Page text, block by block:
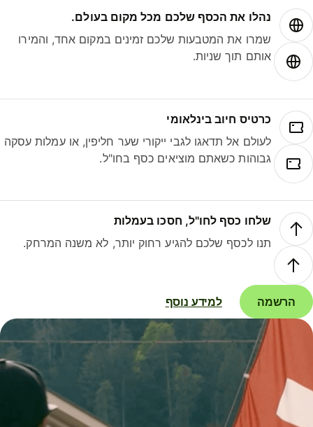
נהלו את הכסף שלכם מכל מקום בעולם.
שמרו את המטבעות שלכם זמינים במקום אחד, והמירו
אותם תוך שניות.
כרטיס חיוב בינלאומי
לעולם אל תדאגו לגבי ייקורי שער חליפין, או עמלות עסקה
גבוהות כשאתם מוציאים כסף בחו"ל.
שלחו כסף לחו"ל, חסכו בעמלות
תנו לכסף שלכם להגיע רחוק יותר, לא משנה המרחק.
הרשמה למידע נוסף